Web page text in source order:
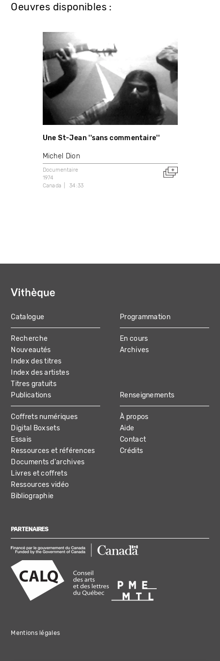
Oeuvres disponibles :
Une St-Jean ''sans commentaire''
Michel Dion
Documentaire
1974
Canada
34:33
MAIN
NAVIGATION
Catalogue
Recherche
Nouveautés
Index des titres
Index des artistes
Titres gratuits
Programmation
En cours
Archives
Publications
Coffrets numériques
Digital Boxsets
Essais
Ressources et références
Documents d'archives
Livres et coffrets
Ressources vidéo
Bibliographie
Renseignements
À propos
Aide
Contact
Crédits
PARTENAIRES
Mentions légales